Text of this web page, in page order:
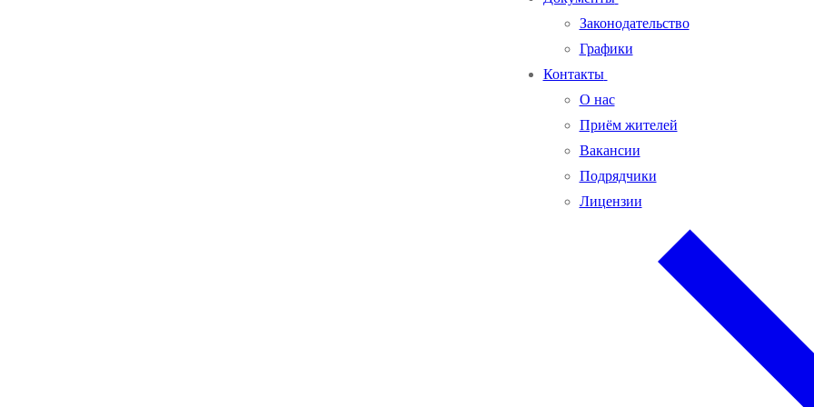
Законодательство
Графики
Контакты
О нас
Приём жителей
Вакансии
Подрядчики
Лицензии